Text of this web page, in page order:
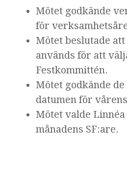
Mötet godkände
för
Mötet beslutade att
används för att
Festkommittén.
Mötet godkände
datumen för
Mötet valde
månadens SF:are.